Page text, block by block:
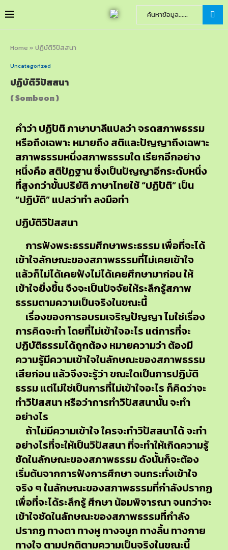
Home » ปฏิบัติวิปัสสนา
Uncategorized
ปฏิบัติวิปัสสนา
( Somboon )
คำว่า ปฏิปัติ ภาษาบาลีแปลว่า จรดสภาพธรรม
หรือถึงเฉพาะ หมายถึง สติและปัญญาถึงเฉพาะ
สภาพธรรมหนึ่งสภาพธรรมใด เรียกอีกอย่าง
หนึ่งคือ สติปัฏฐาน ซึ่งเป็นปัญญาอีกระดับหนึ่ง
ที่สูงกว่าขั้นปริยัติ ภาษาไทยใช้ “ปฏิปัติ” เป็น
“ปฏิบัติ” แปลว่าทำ ลงมือทำ
ปฏิบัติวิปัสสนา
การฟังพระธรรมศึกษาพระธรรม เพื่อที่จะได้
เข้าใจลักษณะของสภาพธรรมที่ไม่เคยเข้าใจ
แล้วก็ไม่ได้เคยฟังไม่ได้เคยศึกษามาก่อน ให้
เข้าใจยิ่งขึ้น จึงจะเป็นปัจจัยให้ระลึกรู้สภาพ
ธรรมตามความเป็นจริงในขณะนี้
เรื่องของการอบรมเจริญปัญญา ไมใช่เรื่อง
การคิดจะทำ โดยที่ไม่เข้าใจอะไร แต่การที่จะ
ปฏิบัติธรรมได้ถูกต้อง หมายความว่า ต้องมี
ความรู้มีความเข้าใจในลักษณะของสภาพธรรม
เสียก่อน แล้วจึงจะรู้ว่า ขณะใดเป็นการปฏิบัติ
ธรรม แต่ไม่ใช่เป็นการที่ไม่เข้าใจอะไร ก็คิดว่าจะ
ทำวิปัสสนา หรือว่าการทำวิปัสสนานั้น จะทำ
อย่างไร
ถ้าไม่มีความเข้าใจ ใครจะทำวิปัสสนาได้ จะทำ
อย่างไรที่จะให้เป็นวิปัสสนา ที่จะทำให้เกิดความรู้
ชัดในลักษณะของสภาพธรรม ดังนั้นก็จะต้อง
เริ่มต้นจากการฟังการศึกษา จนกระทั่งเข้าใจ
จริง ๆ ในลักษณะของสภาพธรรมที่กำลังปรากฏ
เพื่อที่จะได้ระลึกรู้ ศึกษา น้อมพิจารณา จนกว่าจะ
เข้าใจชัดในลักษณะของสภาพธรรมที่กำลัง
ปรากฏ ทางตา ทางหู ทางจมูก ทางลิ้น ทางกาย
ทางใจ ตามปกติตามความเป็นจริงในขณะนี้